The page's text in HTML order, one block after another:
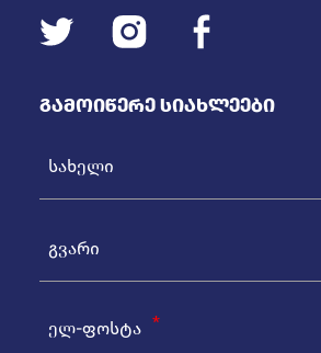
Გამოიწერე Სიახლეები
ელ-ფოსტა